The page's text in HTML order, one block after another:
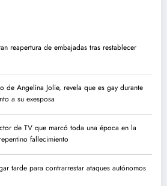
reapertura de embajadas tras restablecer
de Angelina Jolie, revela que es gay durante
a su exesposa
de TV que marcó toda una época en la
fallecimiento
tarde para contrarrestar ataques autónomos